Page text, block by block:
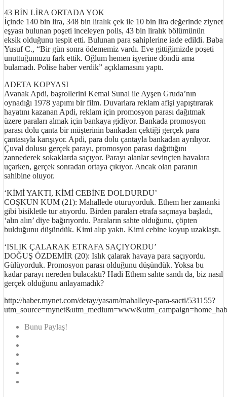
43 BİN LİRA ORTADA YOK
İçinde 140 bin lira, 348 bin liralık çek ile 10 bin lira değerinde ziynet
eşyası bulunan poşeti inceleyen polis, 43 bin liralık bölümünün
eksik olduğunu tespit etti. Bulunan para sahiplerine iade edildi. Baba
Yusuf C., “Bir gün sonra ödememiz vardı. Eve gittiğimizde poşeti
unuttuğumuzu fark ettik. Oğlum hemen işyerine döndü ama
bulamadı. Polise haber verdik” açıklamasını yaptı.
ADETA KOPYASI
Avanak Apdi, başrollerini Kemal Sunal ile Ayşen Gruda’nın
oynadığı 1978 yapımı bir film. Duvarlara reklam afişi yapıştırarak
hayatını kazanan Apdi, reklam için promosyon parası dağıtmak
üzere paraları almak için bankaya gidiyor. Bankada promosyon
parası dolu çanta bir müşterinin bankadan çektiği gerçek para
çantasıyla karışıyor. Apdi, para dolu çantayla bankadan ayrılıyor.
Çuval dolusu gerçek parayı, promosyon parası dağıttığını
zannederek sokaklarda saçıyor. Parayı alanlar sevinçten havalara
uçarken, gerçek sonradan ortaya çıkıyor. Ancak olan paranın
sahibine oluyor.
‘KİMİ YAKTI, KİMİ CEBİNE DOLDURDU’
COŞKUN KUM (21): Mahallede oturuyorduk. Ethem her zamanki
gibi bisikletle tur atıyordu. Birden paraları etrafa saçmaya başladı,
‘alın alın’ diye bağırıyordu. Paraların sahte olduğunu, çöpten
bulduğunu düşündük. Kimi alıp yaktı. Kimi cebine koyup uzaklaştı.
‘ISLIK ÇALARAK ETRAFA SAÇIYORDU’
DOĞUŞ ÖZDEMİR (20): Islık çalarak havaya para saçıyordu.
Gülüyorduk. Promosyon parası olduğunu düşündük. Yoksa bu
kadar parayı nereden bulacaktı? Hadi Ethem sahte sandı da, biz nasıl
gerçek olduğunu anlayamadık?
http://haber.mynet.com/detay/yasam/mahalleye-para-sacti/531155?
Bunu Paylaş!